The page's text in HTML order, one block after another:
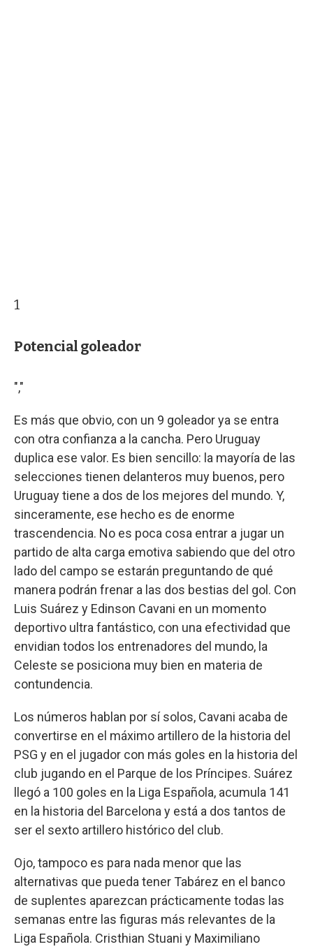
1
Potencial goleador
","
Es más que obvio, con un 9 goleador ya se entra
con otra confianza a la cancha. Pero Uruguay
duplica ese valor. Es bien sencillo: la mayoría de las
selecciones tienen delanteros muy buenos, pero
Uruguay tiene a dos de los mejores del mundo. Y,
sinceramente, ese hecho es de enorme
trascendencia. No es poca cosa entrar a jugar un
partido de alta carga emotiva sabiendo que del otro
lado del campo se estarán preguntando de qué
manera podrán frenar a las dos bestias del gol. Con
Luis Suárez y Edinson Cavani en un momento
deportivo ultra fantástico, con una efectividad que
envidian todos los entrenadores del mundo, la
Celeste se posiciona muy bien en materia de
contundencia.
Los números hablan por sí solos, Cavani acaba de
convertirse en el máximo artillero de la historia del
PSG y en el jugador con más goles en la historia del
club jugando en el Parque de los Príncipes. Suárez
llegó a 100 goles en la Liga Española, acumula 141
en la historia del Barcelona y está a dos tantos de
ser el sexto artillero histórico del club.
Ojo, tampoco es para nada menor que las
alternativas que pueda tener Tabárez en el banco
de suplentes aparezcan prácticamente todas las
semanas entre las figuras más relevantes de la
Liga Española. Cristhian Stuani y Maximiliano